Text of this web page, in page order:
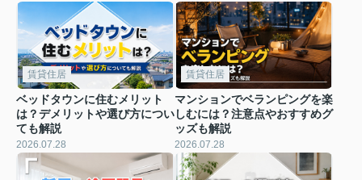
賃貸住居
ベッドタウンに住むメリット
は？デメリットや選び方につい
ても解説
2026.07.28
賃貸住居
マンションでベランピングを楽
しむには？注意点やおすすめグ
ッズも解説
2026.07.28